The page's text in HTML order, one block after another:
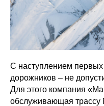
С наступлением первых
дорожников – не
Для этого компания
обслуживающая трассу